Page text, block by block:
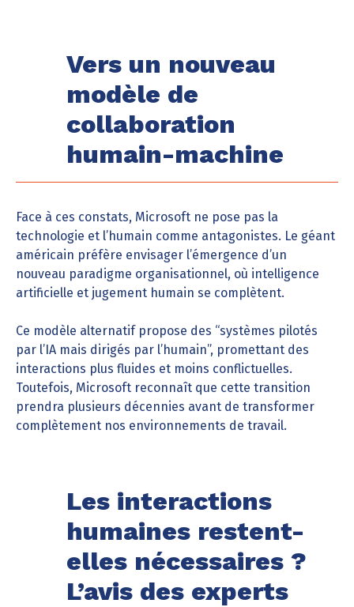
Vers un nouveau
modèle de
collaboration
humain-machine
Face à ces constats, Microsoft ne pose pas la
technologie et l’humain comme antagonistes. Le géant
américain préfère envisager l’émergence d’un
nouveau paradigme organisationnel, où intelligence
artificielle et jugement humain se complètent.
Ce modèle alternatif propose des “systèmes pilotés
par l’IA mais dirigés par l’humain”, promettant des
interactions plus fluides et moins conflictuelles.
Toutefois, Microsoft reconnaît que cette transition
prendra plusieurs décennies avant de transformer
complètement nos environnements de travail.
Les interactions
humaines restent-
elles nécessaires ?
L’avis des experts